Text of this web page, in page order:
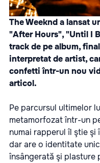
The Weeknd a lansat
"After Hours", "Until I
track de pe album,
interpretat de artist,
confetti într-un nou
articol.
Pe parcursul ultimelor
metamorfozat într-un
numai rapperul îl ştie şi
dar are o identitate
însângerată şi plasture